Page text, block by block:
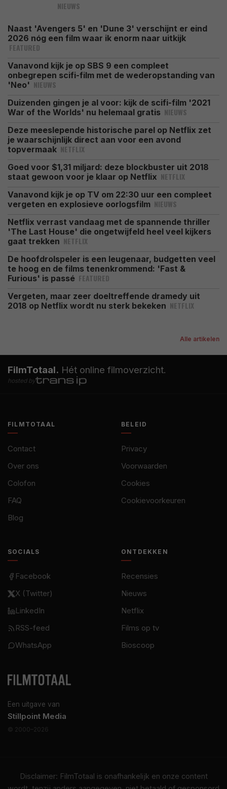
NIEUWS
Naast 'Avengers 5' en 'Dune 3' verschijnt er eind
2026 nóg een film waar ik enorm naar uitkijk
FEATURED
Vanavond kijk je op SBS 9 een compleet
onbegrepen scifi-film met de wederopstanding van
'Neo' NIEUWS
Duizenden gingen je al voor: kijk de scifi-film '2021
War of the Worlds' nu helemaal gratis NIEUWS
Deze meeslepende historische parel op Netflix zet
je waarschijnlijk direct aan voor een avond
topvermaak NETFLIX
Goed voor $1,31 miljard: deze blockbuster uit 2018
staat gewoon voor je klaar op Netflix NETFLIX
Vanavond kijk je op TV om 22:30 uur een compleet
vergeten en explosieve oorlogsfilm NIEUWS
Netflix verrast vandaag met de spannende thriller
'The Last House' die ongetwijfeld heel veel kijkers
gaat trekken NETFLIX
De hoofdrolspeler is een leugenaar, budgetten veel
te hoog en de films tenenkrommend: 'Fast &
Furious' is passé FEATURED
Vergeten, maar zeer doeltreffende dramedy uit
2018 op Netflix wordt nu sterk bekeken NETFLIX
Alle artikelen
FilmTotaal. Hét online filmoverzicht.
hosted by
Een uitgave van
Stillpoint Media
© 2000–2026
FILMTOTAAL
Contact
Over ons
Colofon
FAQ
Blog
BELEID
Privacy
Voorwaarden
Cookies
Cookievoorkeuren
SOCIALS
Facebook
X (Twitter)
LinkedIn
RSS-feed
WhatsApp
ONTDEKKEN
Recensies
Nieuws
Netflix
Films op tv
Bioscoop
Disclaimer: FilmTotaal is onafhankelijk en onze content